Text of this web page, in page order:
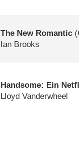
The New Romantic (
Ian Brooks
Handsome: Ein
Lloyd Vanderwheel